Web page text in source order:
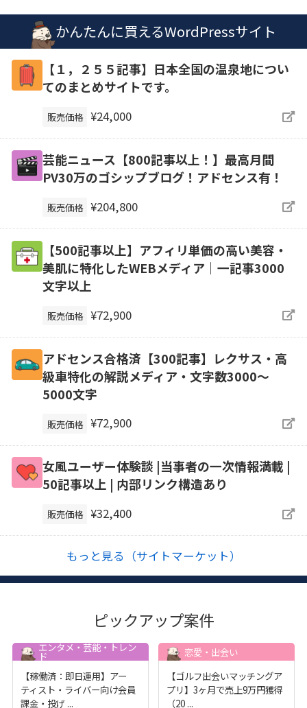
かんたんに買えるWordPressサイト
【１，２５５記事】日本全国の温泉地につい
てのまとめサイトです。
販売価格 ¥24,000
芸能ニュース【800記事以上！】最高月間
PV30万のゴシップブログ！アドセンス有！
販売価格 ¥204,800
【500記事以上】アフィリ単価の高い美容・
美肌に特化したWEBメディア｜一記事3000
文字以上
販売価格 ¥72,900
アドセンス合格済【300記事】レクサス・高
級車特化の解説メディア・文字数3000～
5000文字
販売価格 ¥72,900
女風ユーザー体験談 |当事者の一次情報満載 |
50記事以上 | 内部リンク構造あり
販売価格 ¥32,400
もっと見る（サイトマーケット）
ピックアップ案件
エンタメ・芸能・トレン
ド
【稼働済：即日運用】アー
ティスト・ライバー向け会員
課金・投げ ...
恋愛・出会い
【ゴルフ出会いマッチングア
プリ】3ヶ月で売上9万円獲得
（20 ...